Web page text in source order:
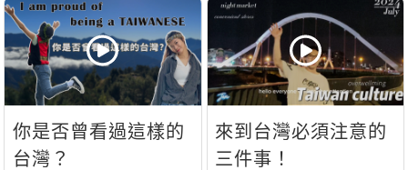
你是否曾看過這樣的
台灣？
來到台灣必須注意的
三件事！